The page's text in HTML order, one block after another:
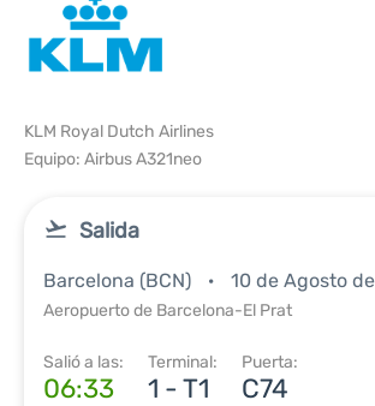
KLM Royal Dutch Airlines
Equipo: Airbus A321neo
Salida
Barcelona (BCN) 10 de Agosto
Aeropuerto de Barcelona-El Prat
Salió a las:
06:33
Terminal:
1 - T1
Puerta:
C74